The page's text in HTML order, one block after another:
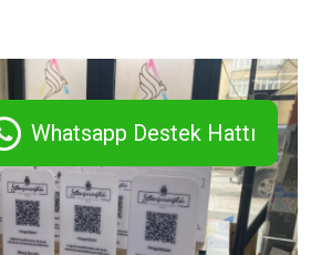
Whatsapp Destek Hattı